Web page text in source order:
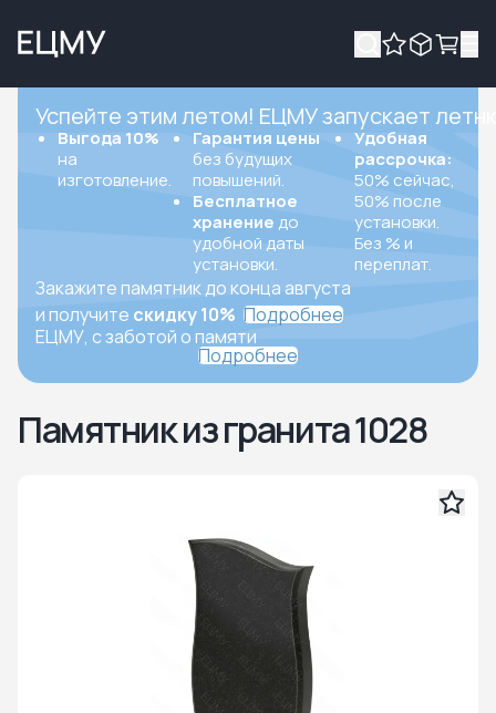
Успейте этим летом! ЕЦМУ запускает
Выгода 10%
на
изготовление.
Гарантия цены
без будущих
повышений.
Бесплатное
хранение до
удобной даты
установки.
Удобная
рассрочка:
50% сейчас,
50% после
установки.
Без % и
переплат.
Закажите памятник до конца августа
и получите скидку 10% Подробнее
ЕЦМУ, с заботой о памяти
Подробнее
Памятник из гранита 1028